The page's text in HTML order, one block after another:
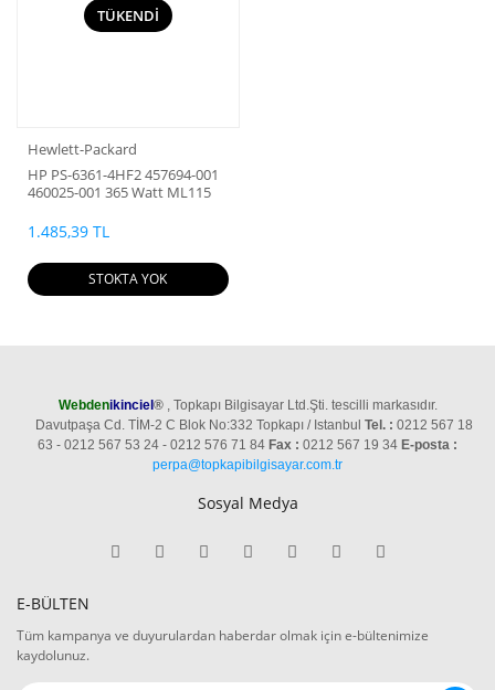
TÜKENDİ
Hewlett-Packard
HP PS-6361-4HF2 457694-001
460025-001 365 Watt ML115
1.485,39 TL
STOKTA YOK
Webdenikinciel®, Topkapı Bilgisayar Ltd.Şti. tescilli markasıdır.
Davutpaşa Cd. TİM-2 C Blok No:332 Topkapı / Istanbul Tel. : 0212 567 18
63 - 0212 567 53 24 - 0212 576 71 84 Fax : 0212 567 19 34 E-posta :
perpa@topkapibilgisayar.com.tr
Sosyal Medya
E-BÜLTEN
Tüm kampanya ve duyurulardan haberdar olmak için e-bültenimize
kaydolunuz.